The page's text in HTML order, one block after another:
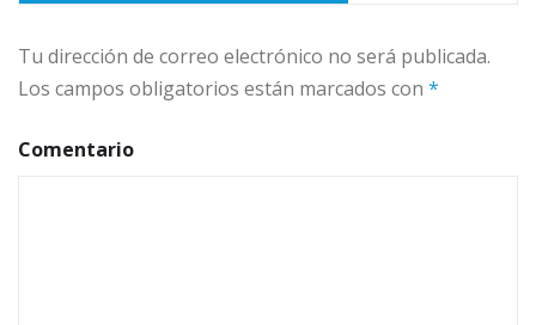
Tu dirección de correo electrónico no será publicada.
Los campos obligatorios están marcados con *
Comentario